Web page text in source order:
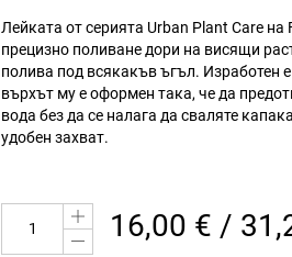
Лейката от серията Urban Plant Care на
прецизно поливане дори на висящи
полива под всякакъв ъгъл. Изработен
върхът му е оформен така, че да
вода без да се налага да сваляте
удобен захват.
16,00 € /